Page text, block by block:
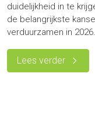
duidelijkheid in te
de belangrijkste
verduurzamen in 2026.
Lees verder